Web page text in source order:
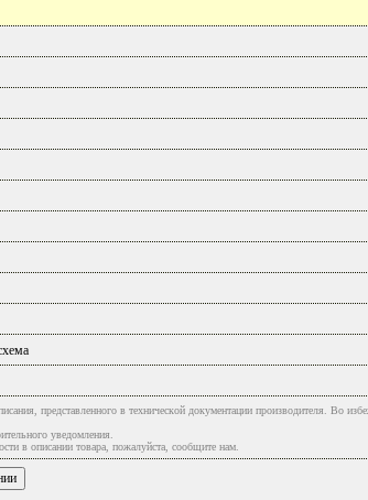
представленного в технической документации производителя. Во
уведомления.
в описании товара, пожалуйста, сообщите нам.